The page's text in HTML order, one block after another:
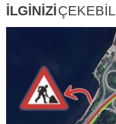
İLGİNİZİ